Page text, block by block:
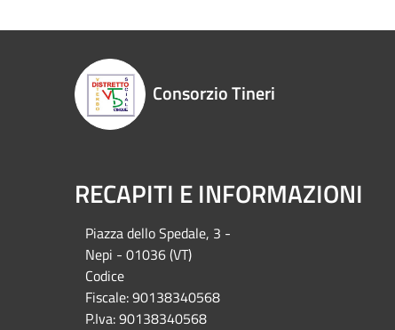
Consorzio Tineri
RECAPITI E INFORMAZIONI
Piazza dello Spedale, 3 -
Nepi - 01036 (VT)
Codice
Fiscale: 90138340568
P.Iva: 90138340568